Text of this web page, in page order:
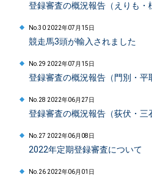
登録審査の概況報告（えりも・
No.30 2022年07月15日
競走馬3頭が輸入されました
No.29 2022年07月15日
登録審査の概況報告（門別・平
No.28 2022年06月27日
登録審査の概況報告（荻伏・三
No.27 2022年06月08日
2022年定期登録審査について
No.26 2022年06月01日